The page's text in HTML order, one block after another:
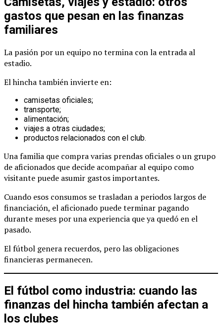
gastos que pesan en las finanzas
familiares
La pasión por un equipo no termina con la entrada al
estadio.
El hincha también invierte en:
camisetas oficiales;
transporte;
alimentación;
viajes a otras ciudades;
productos relacionados con el club.
Una familia que compra varias prendas oficiales o un grupo
de aficionados que decide acompañar al equipo como
visitante puede asumir gastos importantes.
Cuando esos consumos se trasladan a periodos largos de
financiación, el aficionado puede terminar pagando
durante meses por una experiencia que ya quedó en el
pasado.
El fútbol genera recuerdos, pero las obligaciones
financieras permanecen.
El fútbol como industria: cuando las
finanzas del hincha también afectan a
los clubes